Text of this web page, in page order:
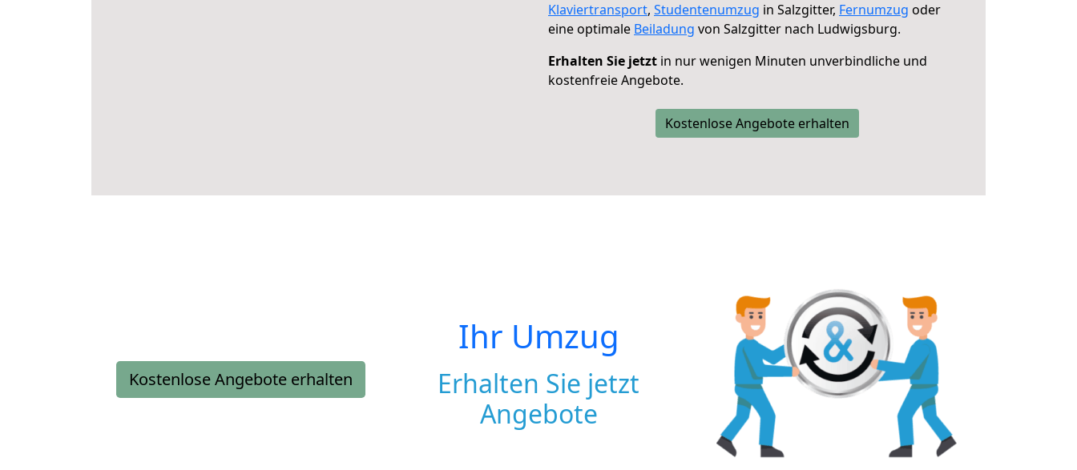
Klaviertransport, Studentenumzug in Salzgitter, Fernumzug oder
eine optimale Beiladung von Salzgitter nach Ludwigsburg.
Erhalten Sie jetzt in nur wenigen Minuten unverbindliche und
kostenfreie Angebote.
Kostenlose Angebote erhalten
Kostenlose Angebote erhalten
Ihr Umzug
Erhalten Sie jetzt
Angebote